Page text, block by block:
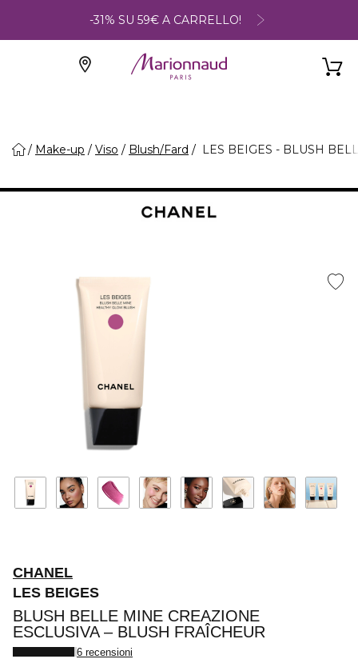
-31% SU 59€ A CARRELLO!
Make-up Viso Blush/Fard LES BEIGES - BLUSH
CHANEL
LES BEIGES
BLUSH BELLE MINE CREAZIONE
ESCLUSIVA – BLUSH FRAÎCHEUR
6 recensioni